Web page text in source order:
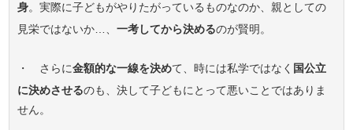
身。実際に子どもがやりたがっているものなのか、親としての
見栄ではないか…、一考してから決めるのが賢明。
・ さらに金額的な一線を決めて、時には私学ではなく 国公立
に決めさせるのも、決して子どもにとって悪いことではありま
せん。